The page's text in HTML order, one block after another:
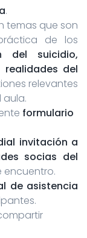
.
temas que son
de los
del suicidio,
del
relevantes
formulario
invitación a
socias del
encuentro.
de asistencia